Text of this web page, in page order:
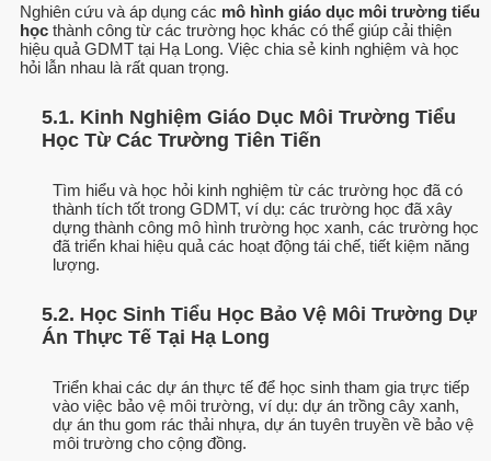
Nghiên cứu và áp dụng các mô hình giáo dục môi trường tiểu
học thành công từ các trường học khác có thể giúp cải thiện
hiệu quả GDMT tại Hạ Long. Việc chia sẻ kinh nghiệm và học
hỏi lẫn nhau là rất quan trọng.
5.1. Kinh Nghiệm Giáo Dục Môi Trường Tiểu
Học Từ Các Trường Tiên Tiến
Tìm hiểu và học hỏi kinh nghiệm từ các trường học đã có
thành tích tốt trong GDMT, ví dụ: các trường học đã xây
dựng thành công mô hình trường học xanh, các trường học
đã triển khai hiệu quả các hoạt động tái chế, tiết kiệm năng
lượng.
5.2. Học Sinh Tiểu Học Bảo Vệ Môi Trường Dự
Án Thực Tế Tại Hạ Long
Triển khai các dự án thực tế để học sinh tham gia trực tiếp
vào việc bảo vệ môi trường, ví dụ: dự án trồng cây xanh,
dự án thu gom rác thải nhựa, dự án tuyên truyền về bảo vệ
môi trường cho cộng đồng.